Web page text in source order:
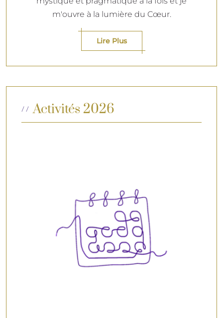
m'ouvre à la lumière du Cœur.
Lire Plus
Activités 2026